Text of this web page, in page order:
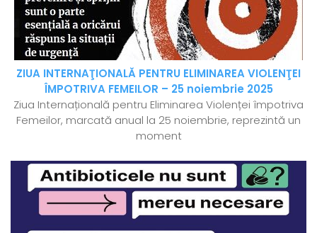
ZIUA INTERNAŢIONALĂ PENTRU ELIMINAREA VIOLENŢEI
ÎMPOTRIVA FEMEILOR – 25 noiembrie 2025
Ziua Internațională pentru Eliminarea Violenței împotriva
Femeilor, marcată anual la 25 noiembrie, reprezintă un
moment